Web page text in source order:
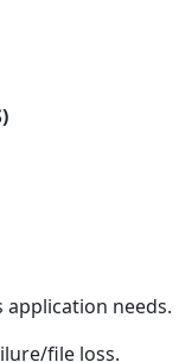
needs.
file loss.